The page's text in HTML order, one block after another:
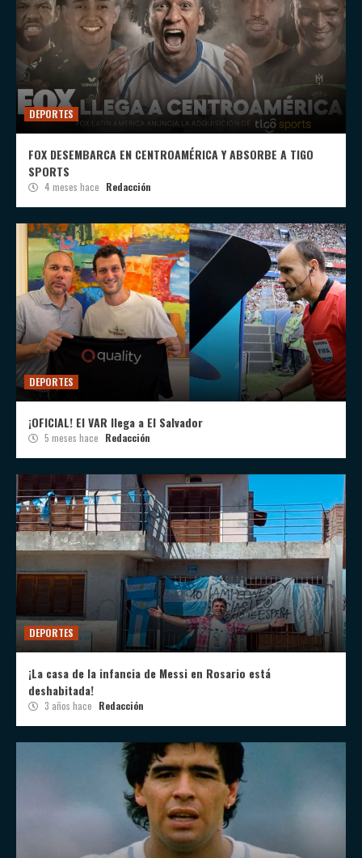
DEPORTES
FOX DESEMBARCA EN CENTROAMÉRICA Y ABSORBE A TIGO
SPORTS
4 meses hace Redacción
DEPORTES
¡OFICIAL! El VAR llega a El Salvador
5 meses hace Redacción
DEPORTES
¡La casa de la infancia de Messi en Rosario está
deshabitada!
3 años hace Redacción